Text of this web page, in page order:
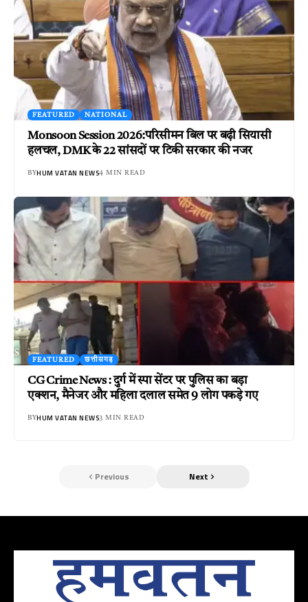
FEATURED NATIONAL
Monsoon Session 2026:परिसीमन बिल पर बढ़ी सियासी
हलचल, DMK के 22 सांसदों पर टिकी सरकार की नजर
BYHUM VATAN NEWS4 MIN READ
FEATURED छत्तीसगढ़
CG Crime News : दुर्ग में स्पा सेंटर पर पुलिस का बड़ा
एक्शन, मैनेजर और महिला दलाल समेत 9 लोग पकड़े गए
BYHUM VATAN NEWS3 MIN READ
Previous Next